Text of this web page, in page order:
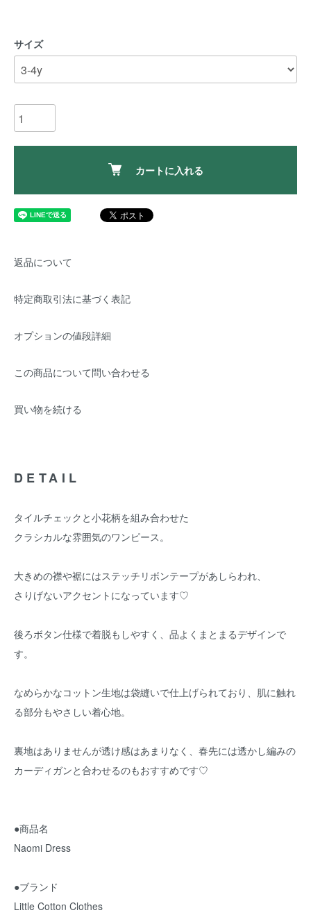
サイズ
カートに入れる
返品について
特定商取引法に基づく表記
オプションの値段詳細
この商品について問い合わせる
買い物を続ける
DETAIL
タイルチェックと小花柄を組み合わせた
クラシカルな雰囲気のワンピース。
大きめの襟や裾にはステッチリボンテープがあしらわれ、
さりげないアクセントになっています♡
後ろボタン仕様で着脱もしやすく、品よくまとまるデザインで
す。
なめらかなコットン生地は袋縫いで仕上げられており、肌に触れ
る部分もやさしい着心地。
裏地はありませんが透け感はあまりなく、春先には透かし編みの
カーディガンと合わせるのもおすすめです♡
●商品名
Naomi Dress
●ブランド
Little Cotton Clothes